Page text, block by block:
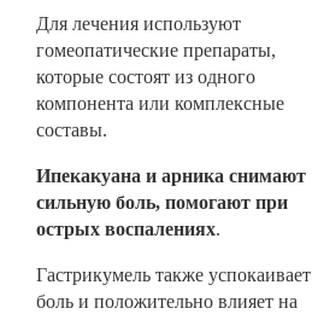
Для лечения используют
гомеопатические препараты,
которые состоят из одного
компонента или комплексные
составы.
Ипекакуана и арника снимают
сильную боль, помогают при
острых воспалениях.
Гастрикумель также успокаивает
боль и положительно влияет на